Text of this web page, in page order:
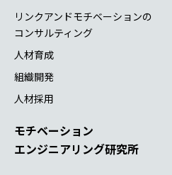
リンクアンドモチベーションの
コンサルティング
人材育成
組織開発
人材採用
モチベーション
エンジニアリング研究所